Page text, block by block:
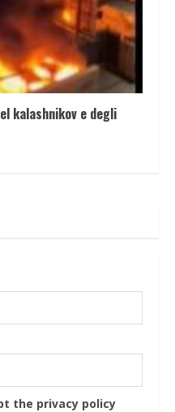
kalashnikov e degli
the privacy policy